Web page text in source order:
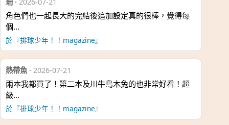
角色們也一起長大的完結後追加設定真的很棒，覺得每
個…
於『排球少年！！magazine』
熱帶魚 · 2026-07-21
兩本我都買了！第二本及川牛島木兔的也非常好看！超
級…
於『排球少年！！magazine』